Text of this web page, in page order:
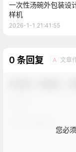
一次性汤碗外包装设
样机
2026-1-1 21:41:55
0 条回复 A 文章
您必